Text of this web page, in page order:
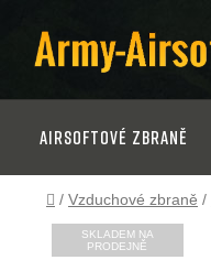
obsah
Airsoftové zbraně
Domů
/ Vzduchové zbraně /
SKLADEM NA
PRODEJNĚ